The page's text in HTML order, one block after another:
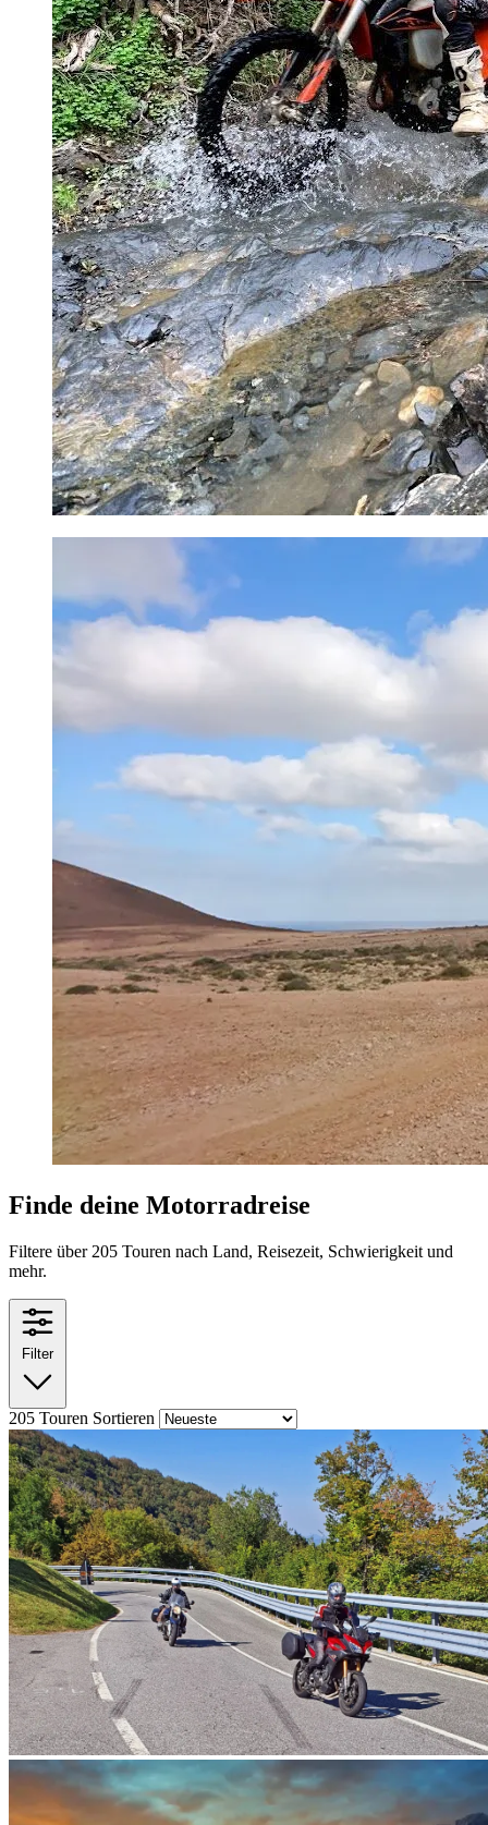
Finde deine Motorradreise
Filtere über 205 Touren nach Land, Reisezeit, Schwierigkeit und
mehr.
Filter
205 Touren Sortieren